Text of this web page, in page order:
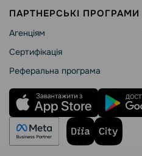
ПАРТНЕРСЬКІ ПРОГРАМИ
Агенціям
Сертифікація
Реферальна програма